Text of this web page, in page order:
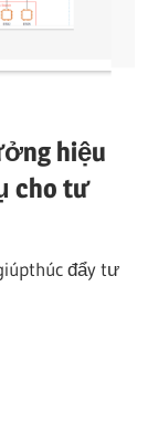
hiệu
cho tư
đẩy tư